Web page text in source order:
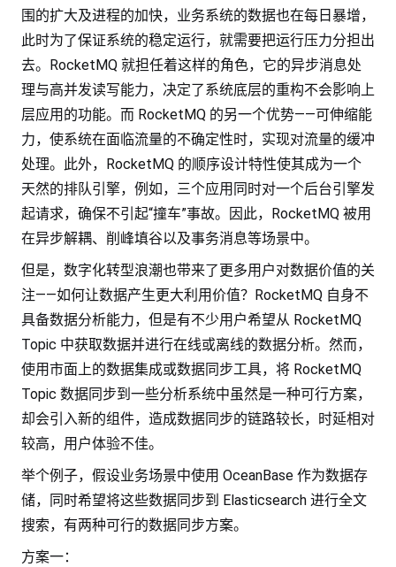
围的扩大及进程的加快，业务系统的数据也在每日暴增，
此时为了保证系统的稳定运行，就需要把运行压力分担出
去。RocketMQ 就担任着这样的角色，它的异步消息处
理与高并发读写能力，决定了系统底层的重构不会影响上
层应用的功能。而 RocketMQ 的另一个优势——可伸缩能
力，使系统在面临流量的不确定性时，实现对流量的缓冲
处理。此外，RocketMQ 的顺序设计特性使其成为一个
天然的排队引擎，例如，三个应用同时对一个后台引擎发
起请求，确保不引起“撞车”事故。因此，RocketMQ 被用
在异步解耦、削峰填谷以及事务消息等场景中。
但是，数字化转型浪潮也带来了更多用户对数据价值的关
注——如何让数据产生更大利用价值？RocketMQ 自身不
具备数据分析能力，但是有不少用户希望从 RocketMQ
Topic 中获取数据并进行在线或离线的数据分析。然而，
使用市面上的数据集成或数据同步工具，将 RocketMQ
Topic 数据同步到一些分析系统中虽然是一种可行方案，
却会引入新的组件，造成数据同步的链路较长，时延相对
较高，用户体验不佳。
举个例子，假设业务场景中使用 OceanBase 作为数据存
储，同时希望将这些数据同步到 Elasticsearch 进行全文
搜索，有两种可行的数据同步方案。
方案一：